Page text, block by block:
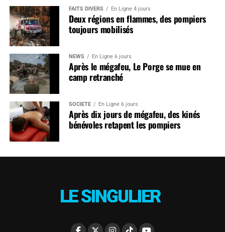
FAITS DIVERS En Ligne 4 jours
Deux régions en flammes, des pompiers
toujours mobilisés
NEWS En Ligne 6 jours
Après le mégafeu, Le Porge se mue en
camp retranché
SOCIÉTÉ En Ligne 6 jours
Après dix jours de mégafeu, des kinés
bénévoles retapent les pompiers